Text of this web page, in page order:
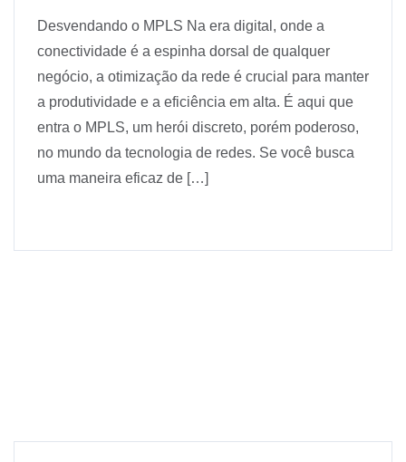
Desvendando o MPLS Na era digital, onde a
conectividade é a espinha dorsal de qualquer
negócio, a otimização da rede é crucial para manter
a produtividade e a eficiência em alta. É aqui que
entra o MPLS, um herói discreto, porém poderoso,
no mundo da tecnologia de redes. Se você busca
uma maneira eficaz de […]